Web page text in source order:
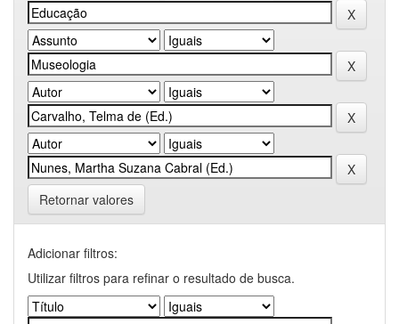
Retornar valores
Adicionar filtros:
Utilizar filtros para refinar o resultado de busca.